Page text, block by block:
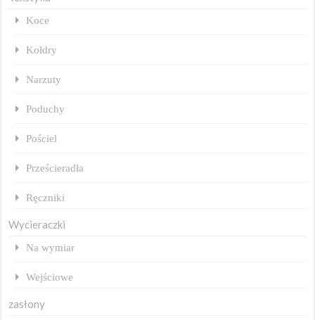
Koce
Kołdry
Narzuty
Poduchy
Pościel
Prześcieradła
Ręczniki
Wycieraczki
Na wymiar
Wejściowe
zasłony